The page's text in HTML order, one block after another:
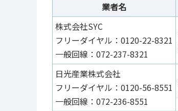
業者名
株式会社SYC
フリーダイヤル：0120-22-8321
一般回線：072-237-8321
日光産業株式会社
フリーダイヤル：0120-56-8551
一般回線：072-236-8551